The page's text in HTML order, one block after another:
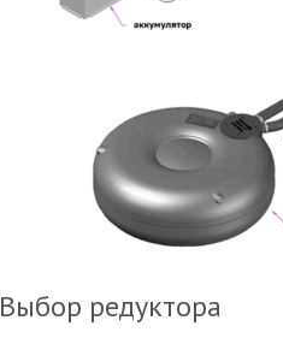
Выбор редуктора